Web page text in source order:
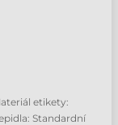
etikety:
Standardní